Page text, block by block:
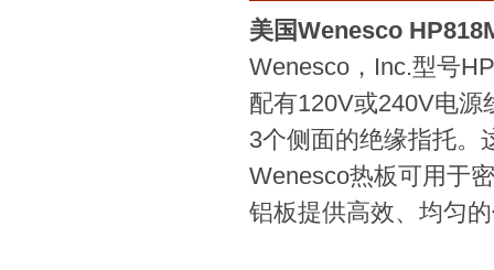
美国Wenesco
Wenesco，Inc.型号
配有120V或240V电
3个侧面的绝缘指托。
Wenesco热板可用于
铝板提供高效、均匀